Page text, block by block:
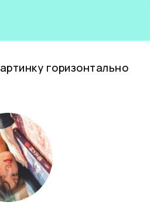
горизонтально